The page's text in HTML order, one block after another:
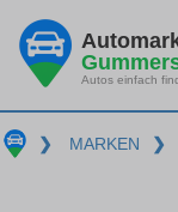
Autos einfach
❯ MARKEN ❯